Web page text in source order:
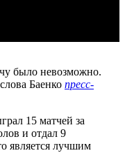
было невозможно.
Баенко пресс-
15 матчей за
и отдал 9
является лучшим